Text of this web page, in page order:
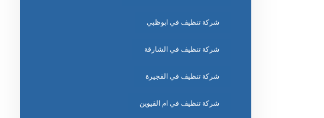
شركة تنظيف في ابوظبي
شركة تنظيف في الشارقة
شركة تنظيف في الفجيرة
شركة تنظيف في ام القيوين